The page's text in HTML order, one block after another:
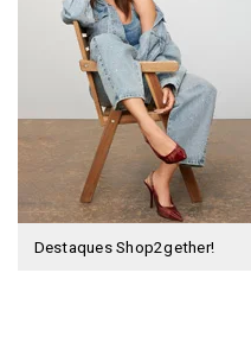
Destaques Shop2gether!